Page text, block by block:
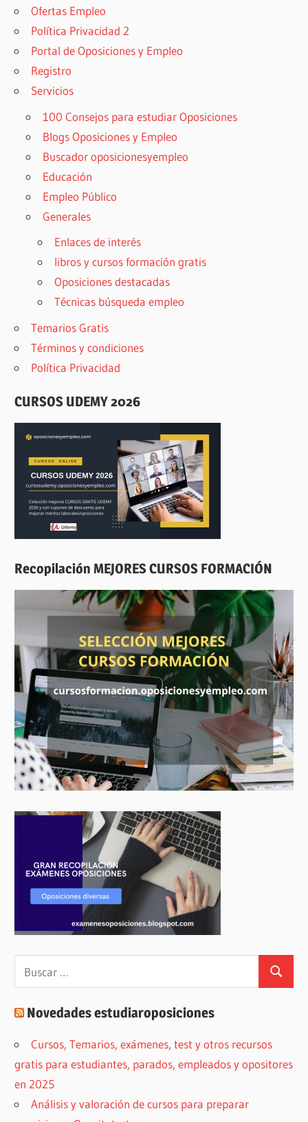
Ofertas Empleo
Política Privacidad 2
Portal de Oposiciones y Empleo
Registro
Servicios
100 Consejos para estudiar Oposiciones
Blogs Oposiciones y Empleo
Buscador oposicionesyempleo
Educación
Empleo Público
Generales
Enlaces de interés
libros y cursos formación gratis
Oposiciones destacadas
Técnicas búsqueda empleo
Temarios Gratis
Términos y condiciones
Política Privacidad
CURSOS UDEMY 2026
Recopilación MEJORES CURSOS FORMACIÓN
Buscar
Novedades estudiaroposiciones
Cursos, Temarios, exámenes, test y otros recursos
gratis para estudiantes, parados, empleados y opositores
en 2025
Análisis y valoración de cursos para preparar